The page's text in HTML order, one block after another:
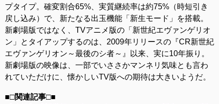
プタイプ。確変割合65%、実質継続率は約75%（時短引き
戻し込み）で、新たなる出玉機能「新生モード」を搭載。
新劇場版ではなく、TVアニメ版の「新世紀エヴァンゲリオ
ン」とタイアップするのは、2009年リリースの『CR新世紀
エヴァンゲリオン～最後のシ者～』以来、実に10年振り。
新劇場版の映像は、一部でいささかマンネリ気味とも言わ
れていただけに、懐かしいTV版への期待は大きいようだ。
■□関連記事□■